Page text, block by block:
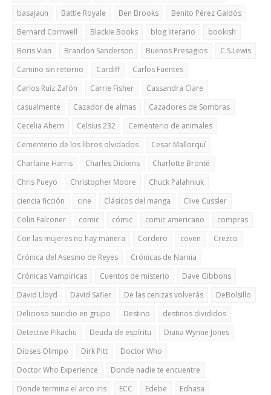
basajaun
Battle Royale Ben Brooks
Benito Pérez Galdós
Bernard Cornwell
Blackie Books blog literario
bookish
Boris Vian
Brandon Sanderson Buenos Presagios
C.S.Lewis
Camino sin retorno
Cardiff
Carlos Fuentes
Carlos Ruíz Zafón
Carrie Fisher
Cassandra Clare
casualmente
Cazador de almas
Cazadores de Sombras
Cecelia Ahern
Celsius 232
Cementerio de animales
Cementerio de los libros olvidados
Cesar Mallorquí
Charlaine Harris
Charles Dickens
Charlotte Brontë
Chris Pueyo
Christopher Moore
Chuck Palahniuk
ciencia ficción
cine Clásicos del manga
Clive Cussler
Colin Falconer
comic cómic comic americano
compras
Con las mujeres no hay manera
Cordero coven
Crezco
Crónica del Asesino de Reyes
Crónicas de Narnia
Crónicas Vampíricas
Cuentos de misterio
Dave Gibbons
David Lloyd
David Safier De las cenizas volverás
DeBolsillo
Delicioso suicidio en grupo
Destino
destinos divididos
Detective Pikachu
Deuda de espíritu
Diana Wynne Jones
Dioses Olimpo
Dirk Pitt
Doctor Who
Doctor Who Experience
Donde nadie te encuentre
Donde termina el arco iris
ECC Edebe
Edhasa